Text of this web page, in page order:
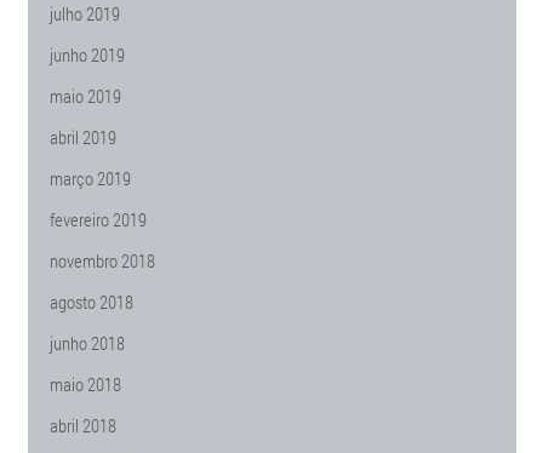
julho 2019
junho 2019
maio 2019
abril 2019
março 2019
fevereiro 2019
novembro 2018
agosto 2018
junho 2018
maio 2018
abril 2018